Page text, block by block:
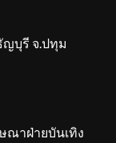
ญบุรี จ.ปทุม
ณาฝ่ายบันเทิง